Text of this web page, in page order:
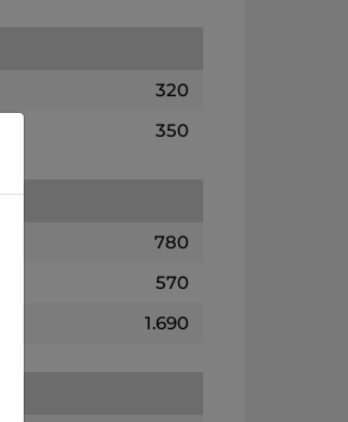
320
350
780
570
1.690